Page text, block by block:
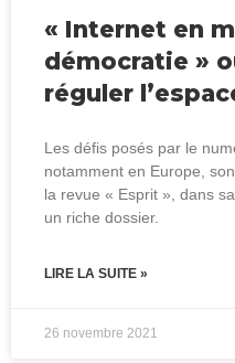
« Internet en
démocratie »
réguler
Les défis posés par le
notamment en Europe,
la revue « Esprit », dans
un riche dossier.
LIRE LA SUITE »
26 novembre 2021